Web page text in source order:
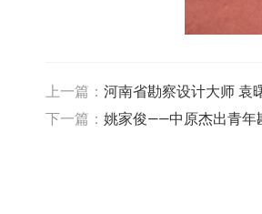
上一篇： 河南省勘察设计大师 袁
下一篇： 姚家俊——中原杰出青年